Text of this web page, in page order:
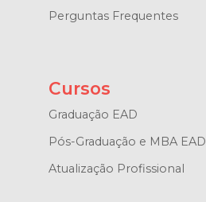
Perguntas Frequentes
Cursos
Graduação EAD
Pós-Graduação e MBA EAD
Atualização Profissional